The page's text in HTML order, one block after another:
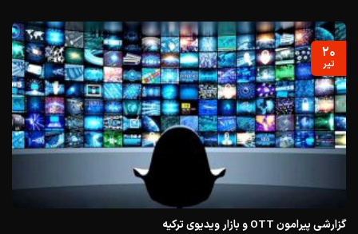
گزارشی پیرامون OTT و بازار ویدیوی ترکیه
۲۰
تیر